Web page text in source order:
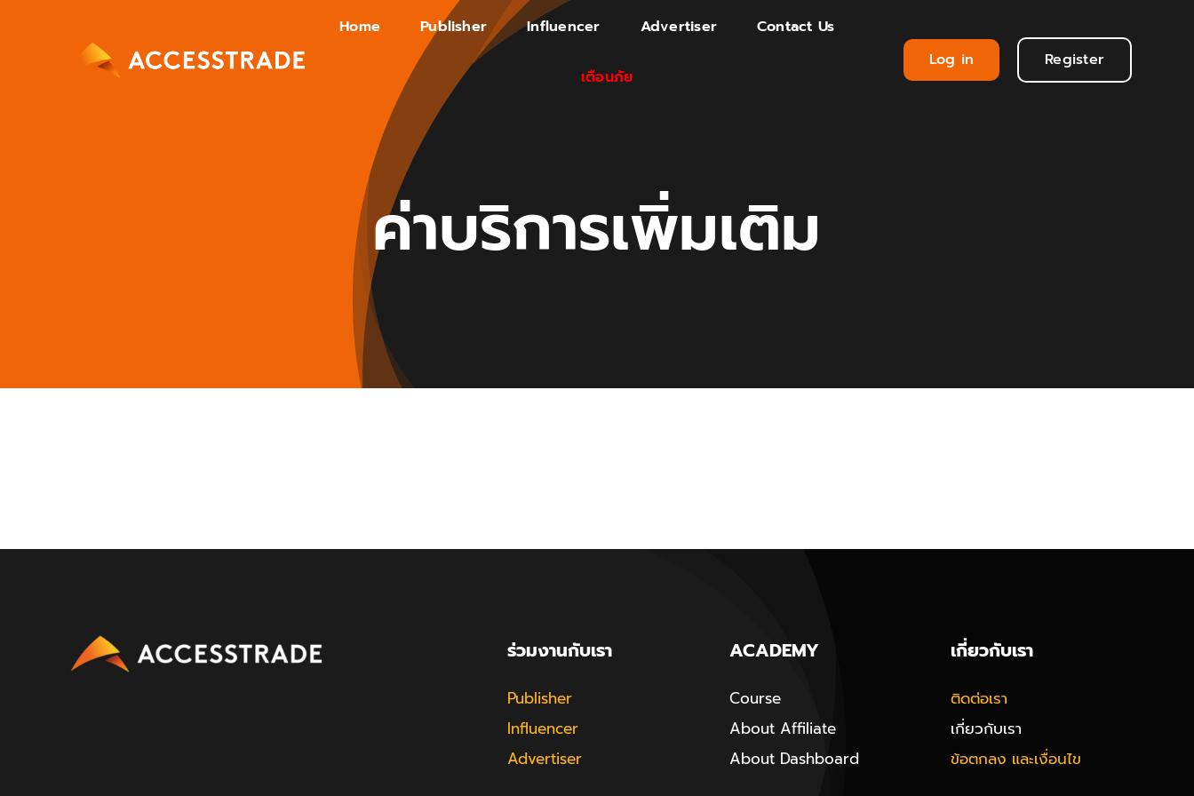
Home Publisher Influencer Advertiser Contact Us
เตือนภัย
Log in Register
ค่าบริการเพิ่มเติม
ร่วมงานกับเรา
Publisher
Influencer
Advertiser
ACADEMY
Course
About Affiliate
About Dashboard
เกี่ยวกับเรา
ติดต่อเรา
เกี่ยวกับเรา
ข้อตกลง และเงื่อนไข